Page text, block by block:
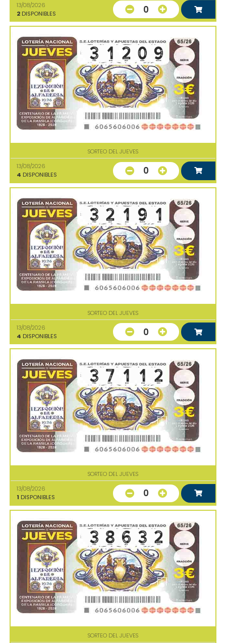
13/08/2026
2 DISPONIBLES 0
SORTEO DEL JUEVES
13/08/2026
4 DISPONIBLES 0
SORTEO DEL JUEVES
13/08/2026
4 DISPONIBLES 0
SORTEO DEL JUEVES
13/08/2026
1 DISPONIBLES 0
SORTEO DEL JUEVES